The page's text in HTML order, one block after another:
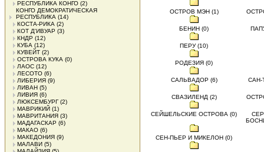
РЕСПУБЛИКА КОНГО (2)
КОНГО ДЕМОКРАТИЧЕСКАЯ
РЕСПУБЛИКА (14)
КОСТА-РИКА (2)
КОТ Д'ИВУАР (3)
КНДР (12)
КУБА (12)
КУВЕЙТ (2)
ОСТРОВА КУКА (0)
ЛАОС (12)
ЛЕСОТО (6)
ЛИБЕРИЯ (9)
ЛИВАН (5)
ЛИВИЯ (6)
ЛЮКСЕМБУРГ(2)
МАВРИКИЙ (1)
МАВРИТАНИЯ (3)
МАДАГАСКАР (6)
МАКАО (6)
МАКЕДОНИЯ (9)
МАЛАВИ (5)
ОСТРОВ МЭН (1)
БЕНИН (0)
ПЕРУ (10)
РОДЕЗИЯ (0)
САЛЬВАДОР (6) САН-
СВАЗИЛЕНД (2)
СЕЙШЕЛЬСКИЕ ОСТРОВА (0)
СЕН-ПЬЕР И МИКЕЛОН (0)